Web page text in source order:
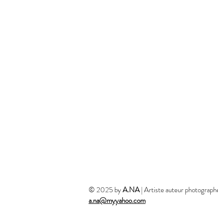
© 2025 byA.NA| Artiste auteur
a.na@myyahoo.com